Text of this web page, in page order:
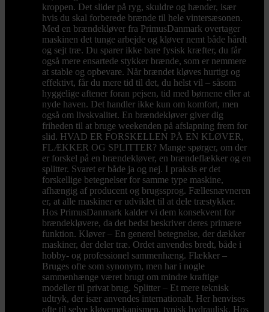
kroppen. Det slider på ryg, skuldre og hænder, især
hvis du skal forberede brænde til hele vintersæsonen.
Med en brændekløver fra PrimusDanmark overtager
maskinen det tunge arbejde og kløver nemt både hårdt
og sejt træ. Du sparer ikke bare fysisk kræfter, du får
også mere ensartede stykker brænde, som er nemmere
at stable og opbevare. Når brændet kløves hurtigt og
effektivt, får du mere tid til det, du helst vil – såsom
hyggelige aftener foran pejsen, tid med børnene eller at
nyde haven. Det handler ikke kun om komfort, men
også om livskvalitet. En brændekløver giver dig
friheden til at bruge weekenden på afslapning frem for
slid. HVAD ER FORSKELLEN PÅ EN KLØVER,
FLÆKKER OG SPLITTER? Mange spørger, om der
er forskel på en brændekløver, en brændeflækker og en
splitter. Svaret er både ja og nej. I praksis er det
forskellige betegnelser for samme type maskine,
afhængig af producent og brugssprog. Fællesnævneren
er, at alle maskiner er udviklet til at dele træstykker.
Hos PrimusDanmark kalder vi dem konsekvent for
brændekløvere, da det bedst beskriver deres primære
funktion. Kløver – En generel betegnelse, der dækker
maskiner, der deler træ. Ordet anvendes bredt, både i
hobby- og professionel sammenhæng. Flækker –
Bruges ofte som synonym, men har i nogle
sammenhænge været brugt om mindre kraftige
modeller til privat brug. Splitter – Et mere teknisk
udtryk, der især anvendes internationalt. Her henvises
ofte til selve kløvemekanismen, typisk hydraulisk. Hos